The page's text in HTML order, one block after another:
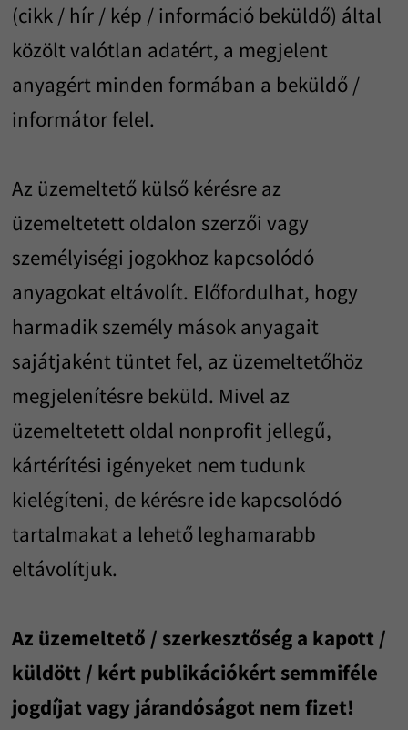
(cikk / hír / kép / információ beküldő) által
közölt valótlan adatért, a megjelent
anyagért minden formában a beküldő /
informátor felel.
Az üzemeltető külső kérésre az
üzemeltetett oldalon szerzői vagy
személyiségi jogokhoz kapcsolódó
anyagokat eltávolít. Előfordulhat, hogy
harmadik személy mások anyagait
sajátjaként tüntet fel, az üzemeltetőhöz
megjelenítésre beküld. Mivel az
üzemeltetett oldal nonprofit jellegű,
kártérítési igényeket nem tudunk
kielégíteni, de kérésre ide kapcsolódó
tartalmakat a lehető leghamarabb
eltávolítjuk.
Az üzemeltető / szerkesztőség a kapott /
küldött / kért publikációkért semmiféle
jogdíjat vagy járandóságot nem fizet!